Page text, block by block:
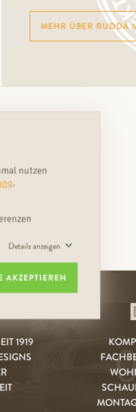
MEHR ÜBER RUDDA
1919
nutzen
.
Details anzeigen
AKZEPTIEREN